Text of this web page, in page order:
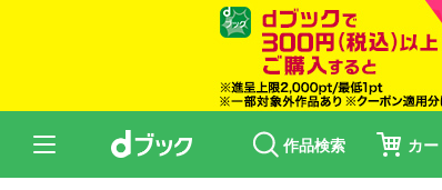
作品検索 カー